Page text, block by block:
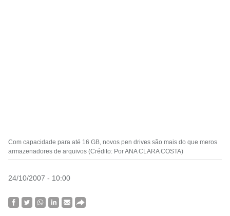
Com capacidade para até 16 GB, novos pen drives são mais do que meros
armazenadores de arquivos (Crédito: Por ANA CLARA COSTA)
24/10/2007 - 10:00